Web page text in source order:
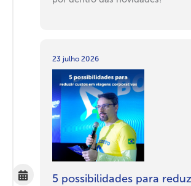
23 julho 2026
5 possibilidades para